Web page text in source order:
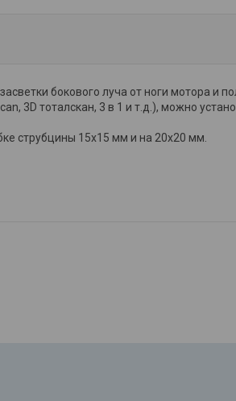
бокового луча от ноги мотора и
3D тоталскан, 3 в 1 и т.д.), можно
струбцины 15х15 мм и на 20х20 мм.